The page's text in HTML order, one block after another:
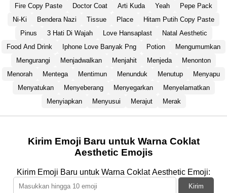
Fire Copy Paste
Doctor Coat Arti Kuda Yeah
Pepe Pack
Ni-Ki
Bendera Nazi Tissue Place
Hitam Putih Copy Paste
Pinus
3 Hati Di Wajah Love Hansaplast
Natal Aesthetic
Food And Drink
Iphone Love Banyak Png Potion
Mengumumkan
Mengurangi
Menjadwalkan Menjahit Menjeda
Menonton
Menorah
Mentega Mentimun Menunduk Menutup
Menyapu
Menyatukan
Menyeberang Menyegarkan
Menyelamatkan
Menyiapkan
Menyusui Merajut Merak
Kirim Emoji Baru untuk Warna Coklat
Aesthetic Emojis
Kirim Emoji Baru untuk Warna Coklat Aesthetic Emoji:
Kirim